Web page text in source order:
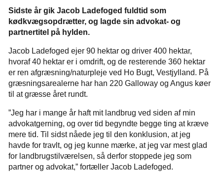
Sidste år gik Jacob Ladefoged fuldtid som
kødkvægsopdrætter, og lagde sin advokat- og
partnertitel på hylden.
Jacob Ladefoged ejer 90 hektar og driver 400 hektar,
hvoraf 40 hektar er i omdrift, og de resterende 360 hektar
er ren afgræsning/naturpleje ved Ho Bugt, Vestjylland. På
græsningsarealerne har han 220 Galloway og Angus køer
til at græsse året rundt.
”Jeg har i mange år haft mit landbrug ved siden af min
advokatgerning, og over tid begyndte begge ting at kræve
mere tid. Til sidst nåede jeg til den konklusion, at jeg
havde for travlt, og jeg kunne mærke, at jeg var mest glad
for landbrugstilværelsen, så derfor stoppede jeg som
partner og advokat,” fortæller Jacob Ladefoged.